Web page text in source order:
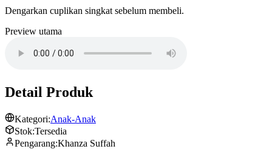
Dengarkan cuplikan singkat sebelum membeli.
Preview utama
Detail Produk
Kategori:Anak-Anak
Stok:Tersedia
Pengarang:Khanza Suffah